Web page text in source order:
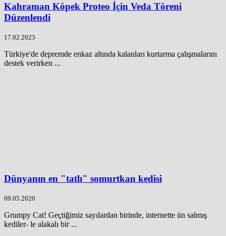
Kahraman Köpek Proteo İçin Veda Töreni
Düzenlendi
17.02.2023
Türkiye'de depremde enkaz altında kalanları kurtarma çalışmalarını
destek verirken ...
Dünyanın en "tatlı" somurtkan kedisi
09.05.2020
Grumpy Cat! Geçtiğimiz sayılardan birinde, internette ün salmış
kediler- le alakalı bir ...